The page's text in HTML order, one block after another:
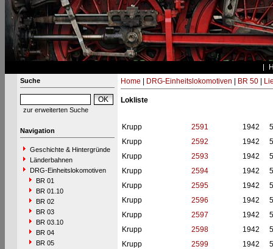
Suche
zur erweiterten Suche
Navigation
Geschichte & Hintergründe
Länderbahnen
DRG-Einheitslokomotiven
BR 01
BR 01.10
BR 02
BR 03
BR 03.10
BR 04
BR 05
Home DRG-Einheitslokomotiven BR 50|
Lokliste
Krupp 2591 1942
Krupp
2592 1942
Krupp
2593 1942
Krupp
2594 1942
Krupp
2595 1942
Krupp
2596 1942
Krupp
2597 1942
Krupp
2598 1942
Krupp
2599 1942